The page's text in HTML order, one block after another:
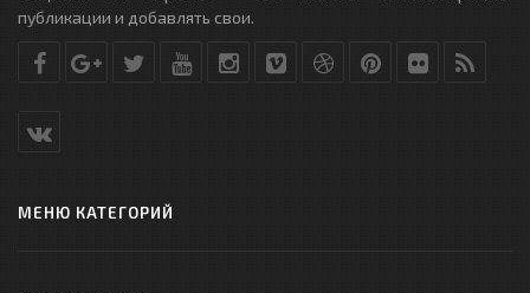
публикации и добавлять свои.
МЕНЮ КАТЕГОРИЙ